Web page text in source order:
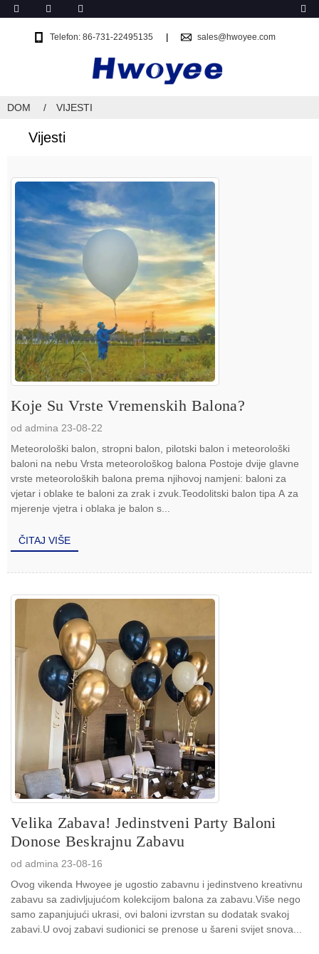
Telefon: 86-731-22495135 sales@hwoyee.com
DOM VIJESTI
Vijesti
Koje Su Vrste Vremenskih Balona?
od admina 23-08-22
Meteorološki balon, stropni balon, pilotski balon i meteorološki
baloni na nebu Vrsta meteorološkog balona Postoje dvije glavne
vrste meteoroloških balona prema njihovoj namjeni: baloni za
vjetar i oblake te baloni za zrak i zvuk.Teodolitski balon tipa A za
mjerenje vjetra i oblaka je balon s...
ČITAJ VIŠE
Velika Zabava! Jedinstveni Party Baloni
Donose Beskrajnu Zabavu
od admina 23-08-16
Ovog vikenda Hwoyee je ugostio zabavnu i jedinstveno kreativnu
zabavu sa zadivljujućom kolekcijom balona za zabavu.Više nego
samo zapanjujući ukrasi, ovi baloni izvrstan su dodatak svakoj
zabavi.U ovoj zabavi sudionici se prenose u šareni svijet snova...